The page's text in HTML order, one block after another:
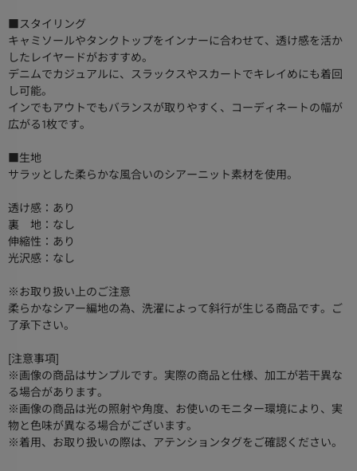
■スタイリング
キャミソールやタンクトップをインナーに合わせて、透け感を活か
したレイヤードがおすすめ。
デニムでカジュアルに、スラックスやスカートでキレイめにも着回
し可能。
インでもアウトでもバランスが取りやすく、コーディネートの幅が
広がる1枚です。
■生地
サラッとした柔らかな風合いのシアーニット素材を使用。
透け感：あり
裏 地：なし
伸縮性：あり
光沢感：なし
※お取り扱い上のご注意
柔らかなシアー編地の為、洗濯によって斜行が生じる商品です。ご
了承下さい。
[注意事項]
※画像の商品はサンプルです。実際の商品と仕様、加工が若干異な
る場合があります。
※画像の商品は光の照射や角度、お使いのモニター環境により、実
物と色味が異なる場合がございます。
※着用、お取り扱いの際は、アテンションタグをご確認ください。